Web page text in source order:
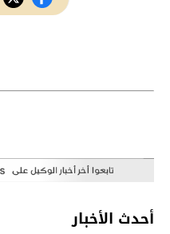
أحدث الأخبار